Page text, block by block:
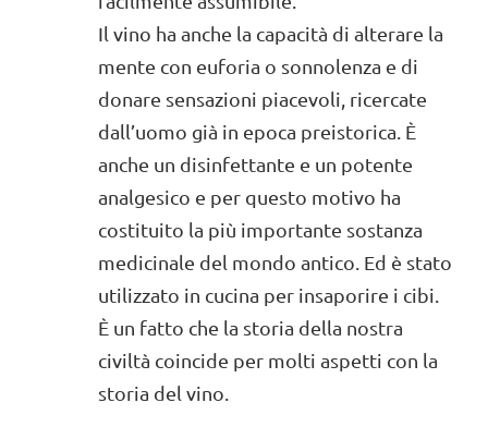
Il vino ha anche la capacità di alterare la
mente con euforia o sonnolenza e di
donare sensazioni piacevoli, ricercate
dall’uomo già in epoca preistorica. È
anche un disinfettante e un potente
analgesico e per questo motivo ha
costituito la più importante sostanza
medicinale del mondo antico. Ed è stato
utilizzato in cucina per insaporire i cibi.
È un fatto che la storia della nostra
civiltà coincide per molti aspetti con la
storia del vino.